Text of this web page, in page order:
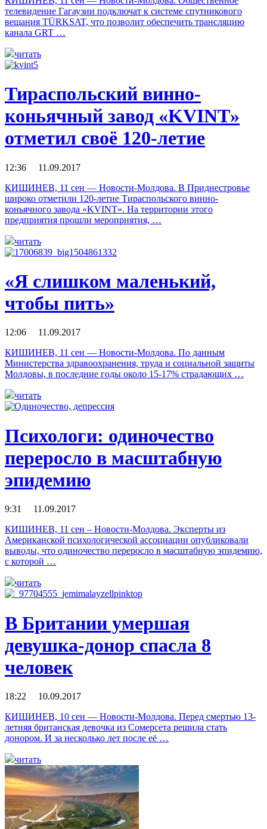
телевидение Гагаузии подключат к системе спутникового
вещания TÜRKSAT, что позволит обеспечить трансляцию
канала GRT …
читать
Тираспольский винно-
коньячный завод «KVINT»
отметил своё 120-летие
12:36 11.09.2017
КИШИНЕВ, 11 сен — Новости-Молдова. В Приднестровье
широко отметили 120-летие Тираспольского винно-
коньячного завода «KVINT». На территории этого
предприятия прошли мероприятия, …
читать
«Я слишком маленький,
чтобы пить»
12:06 11.09.2017
КИШИНЕВ, 11 сен — Новости-Молдова. По данным
Министерства здравоохранения, труда и социальной защиты
Молдовы, в последние годы около 15-17% страдающих …
читать
Психологи: одиночество
переросло в масштабную
эпидемию
9:31 11.09.2017
КИШИНЕВ, 11 сен – Новости-Молдова. Эксперты из
Американской психологической ассоциации опубликовали
выводы, что одиночество переросло в масштабную эпидемию,
с которой …
читать
В Британии умершая
девушка-донор спасла 8
человек
18:22 10.09.2017
КИШИНЕВ, 10 сен — Новости-Молдова. Перед смертью 13-
летняя британская девочка из Сомерсета решила стать
донором. И за несколько лет после её …
читать